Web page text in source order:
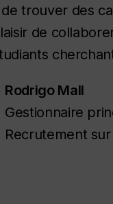
trouver des
de
Rodrigo Mall
Gestionnaire
Recrutement